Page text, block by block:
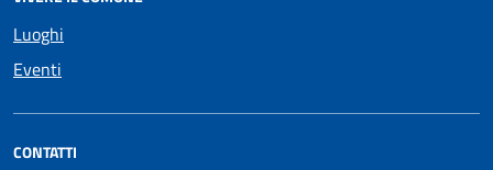
Luoghi
Eventi
CONTATTI